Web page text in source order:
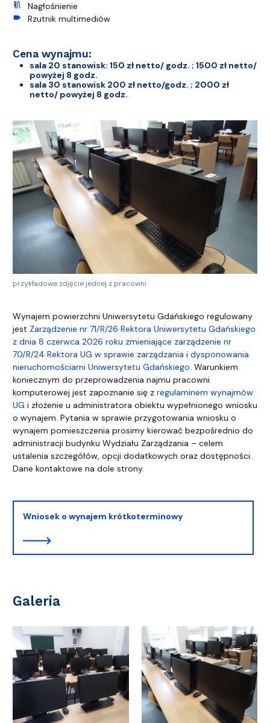
mic_external_on Nagłośnienie
videocam Rzutnik multimediów
Cena wynajmu:
sala 20 stanowisk: 150 zł netto/ godz. ; 1500 zł netto/
powyżej 8 godz.
sala 30 stanowisk 200 zł netto/godz. ; 2000 zł
netto/ powyżej 8 godz.
przykładowe zdjęcie jednej z pracowni
Wynajem powierzchni Uniwersytetu Gdańskiego regulowany
jest Zarządzenie nr 71/R/26 Rektora Uniwersytetu Gdańskiego
z dnia 8 czerwca 2026 roku zmieniające zarządzenie nr
70/R/24 Rektora UG w sprawie zarządzania i dysponowania
nieruchomościami Uniwersytetu Gdańskiego. Warunkiem
koniecznym do przeprowadzenia najmu pracowni
komputerowej jest zapoznanie się z regulaminem wynajmów
UG i złożenie u administratora obiektu wypełnionego wniosku
o wynajem. Pytania w sprawie przygotowania wniosku o
wynajem pomieszczenia prosimy kierować bezpośrednio do
administracji budynku Wydziału Zarządzania – celem
ustalenia szczegółów, opcji dodatkowych oraz dostępności.
Dane kontaktowe na dole strony.
Wniosek o wynajem krótkoterminowy
Galeria